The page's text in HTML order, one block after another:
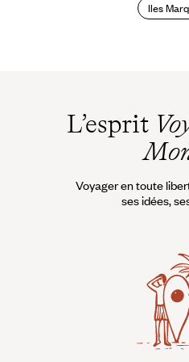
artisanat riche : sculptures sur
autour de la nacre, du
avec les locaux est très facile
du monde. C’est une
on se tutoie partout et l’accueil
Pour quel voyageur ?
nombreux spas, les perles à
louer un bungalow de 4 à 6
voyage. Profitez de tous les
kayak, masque et le tuba,
marine, de la forêt et de la
Sachant qu’il n’y quasiment
aimera l’aspect détente, la
Iles
L’esprit
Voyager en toute
ses idées,